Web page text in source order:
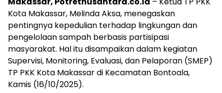
Kota Makassar, Melinda Aksa, menegaskan
pentingnya kepedulian terhadap lingkungan dan
pengelolaan sampah berbasis partisipasi
masyarakat. Hal itu disampaikan dalam kegiatan
Supervisi, Monitoring, Evaluasi, dan Pelaporan (SMEP)
TP PKK Kota Makassar di Kecamatan Bontoala,
Kamis (16/10/2025).